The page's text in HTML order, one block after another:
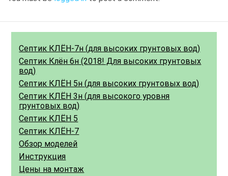
Септик КЛЁН-7н (для высоких грунтовых вод)
Септик Клён 6н (2018! Для высоких грунтовых
вод)
Септик КЛЁН 5н (для высоких грунтовых вод)
Септик КЛЁН 3н (для высокого уровня
грунтовых вод)
Септик КЛЁН 5
Септик КЛЁН-7
Обзор моделей
Инструкция
Цены на монтаж